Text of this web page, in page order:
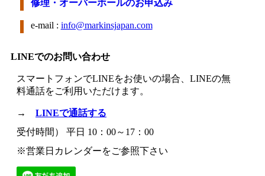
修理・オーバーホールのお申込み
e-mail : info@markinsjapan.com
LINEでのお問い合わせ
スマートフォンでLINEをお使いの場合、LINEの無
料通話をご利用いただけます。
→ LINEで通話する
受付時間） 平日 10：00～17：00
※営業日カレンダーをご参照下さい